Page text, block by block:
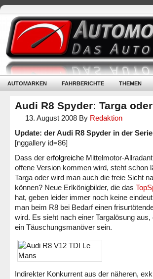
AUTOMARKEN FAHRBERICHTE THEMEN
Audi R8 Spyder: Targa
13. August 2008 By Redaktion
Update: der Audi R8 Spyder in der
[nggallery id=86]
Dass der erfolgreiche Mittelmotor-
offene Version kommen wird, steht schon
Targa oder wird man auch die freie Sicht
können? Neue Erlkönigbilder, die das
hat, geben leider immer noch keine
man beim R8 bei Bedarf einen
wird. Es sieht nach einer Targalösung
ein Täuschungsmanöver sein.
Indirekter Konkurrent aus der näheren,